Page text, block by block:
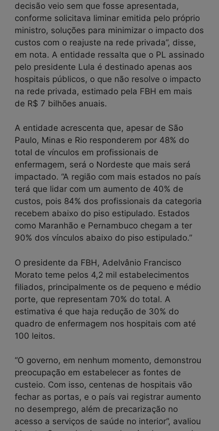
decisão veio sem que fosse apresentada,
conforme solicitava liminar emitida pelo próprio
ministro, soluções para minimizar o impacto dos
custos com o reajuste na rede privada”, disse,
em nota. A entidade ressalta que o PL assinado
pelo presidente Lula é destinado apenas aos
hospitais públicos, o que não resolve o impacto
na rede privada, estimado pela FBH em mais
de R$ 7 bilhões anuais.
A entidade acrescenta que, apesar de São
Paulo, Minas e Rio responderem por 48% do
total de vínculos em profissionais de
enfermagem, será o Nordeste que mais será
impactado. “A região com mais estados no país
terá que lidar com um aumento de 40% de
custos, pois 84% dos profissionais da categoria
recebem abaixo do piso estipulado. Estados
como Maranhão e Pernambuco chegam a ter
90% dos vínculos abaixo do piso estipulado.”
O presidente da FBH, Adelvânio Francisco
Morato teme pelos 4,2 mil estabelecimentos
filiados, principalmente os de pequeno e médio
porte, que representam 70% do total. A
estimativa é que haja redução de 30% do
quadro de enfermagem nos hospitais com até
100 leitos.
“O governo, em nenhum momento, demonstrou
preocupação em estabelecer as fontes de
custeio. Com isso, centenas de hospitais vão
fechar as portas, e o país vai registrar aumento
no desemprego, além de precarização no
acesso a serviços de saúde no interior”, avaliou